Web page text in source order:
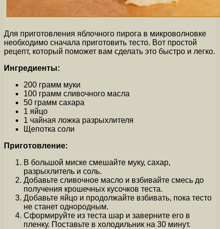
Для приготовления яблочного пирога в микроволновке
необходимо сначала приготовить тесто. Вот простой
рецепт, который поможет вам сделать это быстро и легко.
Ингредиенты:
200 грамм муки
100 грамм сливочного масла
50 грамм сахара
1 яйцо
1 чайная ложка разрыхлителя
Щепотка соли
Приготовление:
В большой миске смешайте муку, сахар,
разрыхлитель и соль.
Добавьте сливочное масло и взбивайте смесь до
получения крошечных кусочков теста.
Добавьте яйцо и продолжайте взбивать, пока тесто
не станет однородным.
Сформируйте из теста шар и заверните его в
пленку. Поставьте в холодильник на 30 минут.